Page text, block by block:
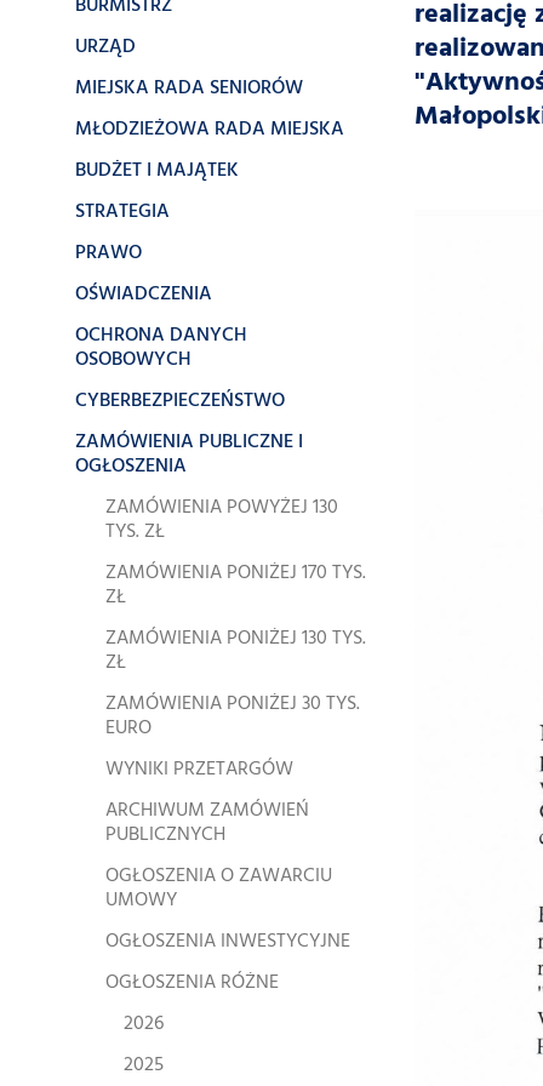
URZĄD
MIEJSKA RADA SENIORÓW
MŁODZIEŻOWA RADA MIEJSKA
BUDŻET I MAJĄTEK
STRATEGIA
PRAWO
OŚWIADCZENIA
OCHRONA DANYCH
OSOBOWYCH
CYBERBEZPIECZEŃSTWO
ZAMÓWIENIA PUBLICZNE I
OGŁOSZENIA
ZAMÓWIENIA POWYŻEJ 130
TYS. ZŁ
ZAMÓWIENIA PONIŻEJ 170 TYS.
ZŁ
ZAMÓWIENIA PONIŻEJ 130 TYS.
ZŁ
ZAMÓWIENIA PONIŻEJ 30 TYS.
EURO
WYNIKI PRZETARGÓW
ARCHIWUM ZAMÓWIEŃ
PUBLICZNYCH
OGŁOSZENIA O ZAWARCIU
UMOWY
OGŁOSZENIA INWESTYCYJNE
OGŁOSZENIA RÓŻNE
2026
2025
realizację